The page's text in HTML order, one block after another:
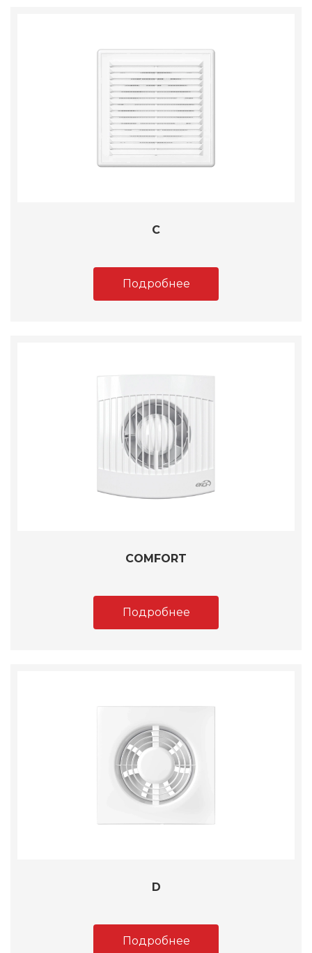
C
Подробнее
COMFORT
Подробнее
D
Подробнее